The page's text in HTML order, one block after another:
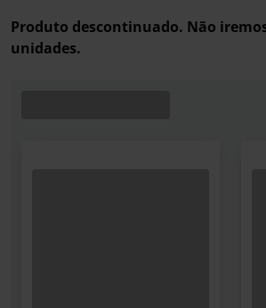
Produto descontinuado. Não
unidades.